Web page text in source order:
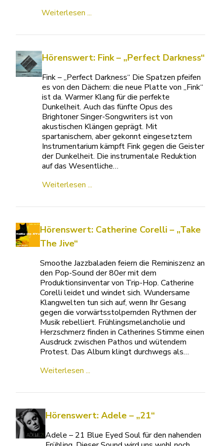
Weiterlesen ...
Hörenswert: Fink – „Perfect Darkness“
Fink – „Perfect Darkness“ Die Spatzen pfeifen
es von den Dächern: die neue Platte von „Fink“
ist da. Warmer Klang für die perfekte
Dunkelheit. Auch das fünfte Opus des
Brightoner Singer-Songwriters ist von
akustischen Klängen geprägt. Mit
spartanischem, aber gekonnt eingesetztem
Instrumentarium kämpft Fink gegen die Geister
der Dunkelheit. Die instrumentale Reduktion
auf das Wesentliche…
Weiterlesen ...
Hörenswert: Catherine Corelli – „Take
The Jive“
Smoothe Jazzbaladen feiern die Reminiszenz an
den Pop-Sound der 80er mit dem
Produktionsinventar von Trip-Hop. Catherine
Corelli leidet und windet sich. Wundersame
Klangwelten tun sich auf, wenn Ihr Gesang
gegen die vorwärtsstolpernden Rythmen der
Musik rebelliert. Frühlingsmelancholie und
Herzschmerz finden in Catherines Stimme einen
Ausdruck zwischen Pathos und wütendem
Protest. Das Album klingt durchwegs als…
Weiterlesen ...
Hörenswert: Adele – „21“
Adele – 21 Blue Eyed Soul für den nahenden